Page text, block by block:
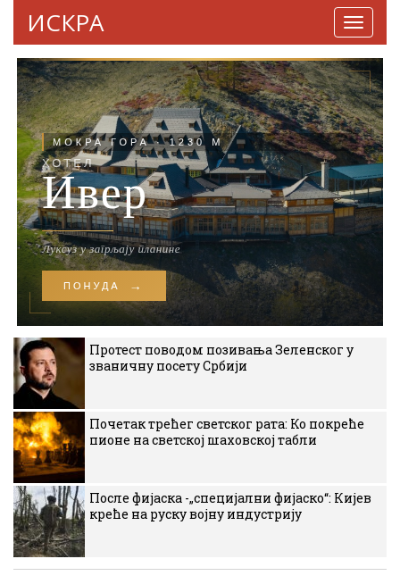
ИСКРА
Протест поводом позивања Зеленског у
званичну посету Србији
Почетак трећег светског рата: Ко покреће
пионе на светској шаховској табли
После фијаска -„специјални фијаско“: Кијев
креће на руску војну индустрију